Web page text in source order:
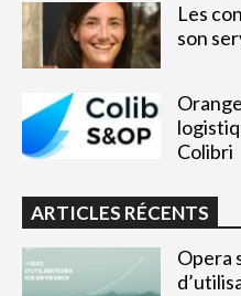
Les
son
Colibri
ARTICLES RÉCENTS
Opera